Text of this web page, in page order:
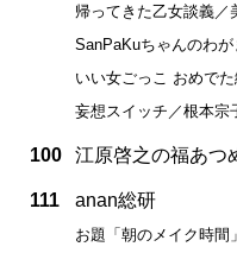
帰ってきた乙女談義／
SanPaKuちゃんのわ
いい女ごっこ おめで
妄想スイッチ／根本宗
100 江原啓之の福あつ
111 anan総研
お題「朝のメイク時間」